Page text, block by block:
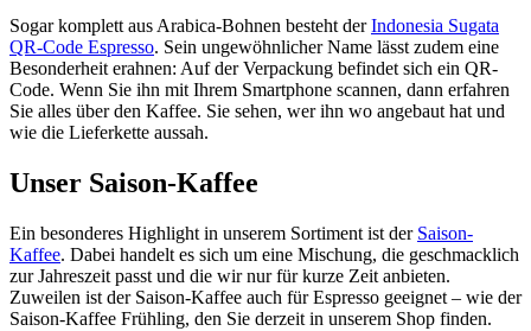
Sogar komplett aus Arabica-Bohnen besteht der Indonesia Sugata
QR-Code Espresso. Sein ungewöhnlicher Name lässt zudem eine
Besonderheit erahnen: Auf der Verpackung befindet sich ein QR-
Code. Wenn Sie ihn mit Ihrem Smartphone scannen, dann erfahren
Sie alles über den Kaffee. Sie sehen, wer ihn wo angebaut hat und
wie die Lieferkette aussah.
Unser Saison-Kaffee
Ein besonderes Highlight in unserem Sortiment ist der Saison-
Kaffee. Dabei handelt es sich um eine Mischung, die geschmacklich
zur Jahreszeit passt und die wir nur für kurze Zeit anbieten.
Zuweilen ist der Saison-Kaffee auch für Espresso geeignet – wie der
Saison-Kaffee Frühling, den Sie derzeit in unserem Shop finden.